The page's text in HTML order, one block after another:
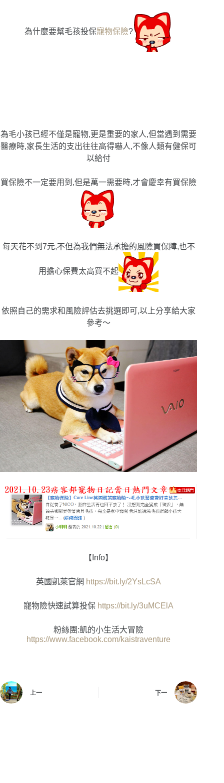
為什麼要幫毛孩投保寵物保險?
為毛小孩已經不僅是寵物,更是重要的家人,但當遇到需要
醫療時,家長生活的支出往往高得嚇人,不像人類有健保可
以給付
買保險不一定要用到,但是萬一需要時,才會慶幸有買保險
每天花不到7元,不但為我們無法承擔的風險買保障,也不
用擔心保費太高買不起
依照自己的需求和風險評估去挑選即可,以上分享給大家
參考〜
【Info】
英國凱萊官網 https://bit.ly/2YsLcSA
寵物險快速試算投保 https://bit.ly/3uMCElA
粉絲團:凱的小生活大冒險
https://www.facebook.com/kaistraventure
上一 下一